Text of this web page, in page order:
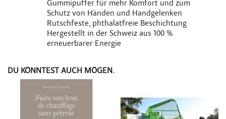
Gummipuffer für mehr Komfort und zum
Schutz von Händen und Handgelenken
Rutschfeste, phthalatfreie Beschichtung
Hergestellt in der Schweiz aus 100 %
erneuerbarer Energie
DU KÖNNTEST AUCH MÖGEN.